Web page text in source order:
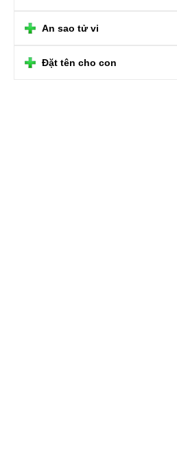
An sao tử vi
Đặt tên cho con